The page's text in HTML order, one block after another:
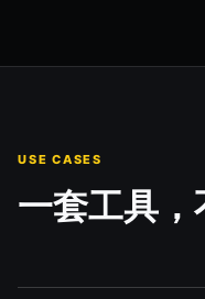
USE CASES
一套工具